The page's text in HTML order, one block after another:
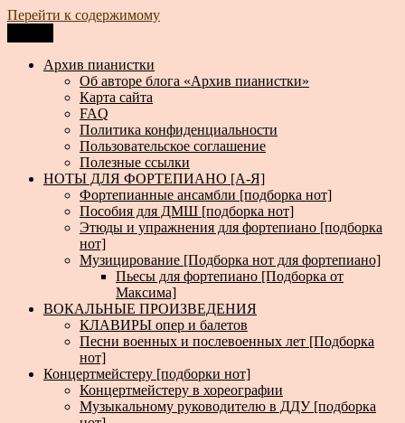
Перейти к содержимому
Архив пианистки
Всё для пианистов: ноты, книги, музыка, статьи…
Архив пианистки
Об авторе блога «Архив пианистки»
Карта сайта
FAQ
Политика конфиденциальности
Пользовательское соглашение
Полезные ссылки
НОТЫ ДЛЯ ФОРТЕПИАНО [А-Я]
Фортепианные ансамбли [подборка нот]
Пособия для ДМШ [подборка нот]
Этюды и упражнения для фортепиано [подборка
нот]
Музицирование [Подборка нот для фортепиано]
Пьесы для фортепиано [Подборка от
Максима]
ВОКАЛЬНЫЕ ПРОИЗВЕДЕНИЯ
КЛАВИРЫ опер и балетов
Песни военных и послевоенных лет [Подборка
нот]
Концертмейстеру [подборки нот]
Концертмейстеру в хореографии
Музыкальному руководителю в ДДУ [подборка